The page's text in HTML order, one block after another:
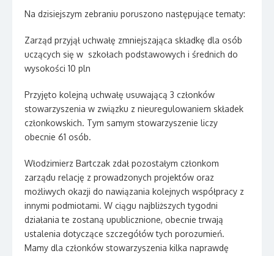
Na dzisiejszym zebraniu poruszono następujące tematy:
Zarząd przyjął uchwałę zmniejszająca składkę dla osób
uczących się w szkołach podstawowych i średnich do
wysokości 10 pln
Przyjęto kolejną uchwałę usuwającą 3 członków
stowarzyszenia w związku z nieuregulowaniem składek
członkowskich. Tym samym stowarzyszenie liczy
obecnie 61 osób.
Włodzimierz Bartczak zdał pozostałym członkom
zarządu relację z prowadzonych projektów oraz
możliwych okazji do nawiązania kolejnych współpracy z
innymi podmiotami. W ciągu najbliższych tygodni
działania te zostaną upublicznione, obecnie trwają
ustalenia dotyczące szczegółów tych porozumień.
Mamy dla członków stowarzyszenia kilka naprawdę